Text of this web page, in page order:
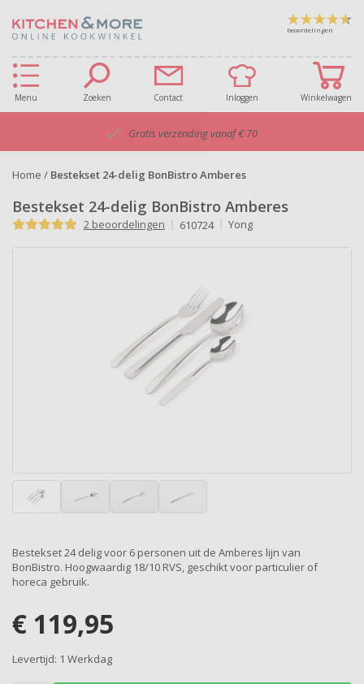
beoordelingen
Menu Zoeken Contact Inloggen Winkelwagen
Gratis verzending vanaf € 70
Home / Bestekset 24-delig BonBistro Amberes
Bestekset 24-delig BonBistro Amberes
2 beoordelingen 610724 Yong
Bestekset 24 delig voor 6 personen uit de Amberes lijn van
BonBistro. Hoogwaardig 18/10 RVS, geschikt voor particulier of
horeca gebruik.
€ 119,95
Levertijd: 1 Werkdag